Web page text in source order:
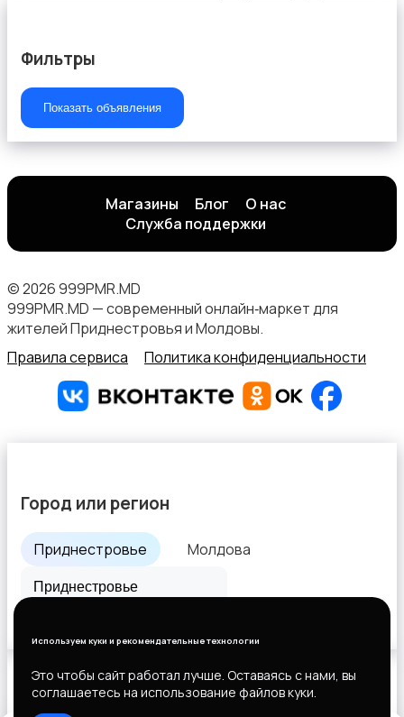
Фильтры
Показать объявления
Магазины Блог
О нас
Служба поддержки
© 2026 999PMR.MD
999PMR.MD — современный онлайн‑маркет для
жителей Приднестровья и Молдовы.
Правила сервиса
Политика конфиденциальности
Используем куки и рекомендательные технологии
Это чтобы сайт работал лучше. Оставаясь с нами, вы
соглашаетесь на использование файлов куки.
Город или регион
Приднестровье Молдова
Выберите способ оплаты